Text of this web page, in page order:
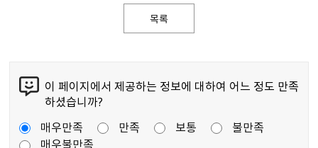
목록
이 페이지에서 제공하는 정보에 대하여 어느 정도 만족
하셨습니까?
매우만족
만족 보통
불만족
매우불만족